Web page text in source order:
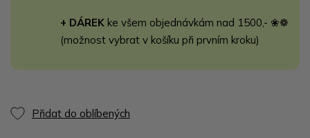
+ DÁREK ke všem objednávkám nad 1500,- ❀❁
(možnost vybrat v košíku při prvním kroku)
Přidat do oblíbených